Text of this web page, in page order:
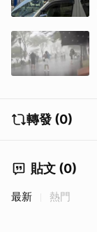
轉發 (0)
貼文 (0)
最新 熱門